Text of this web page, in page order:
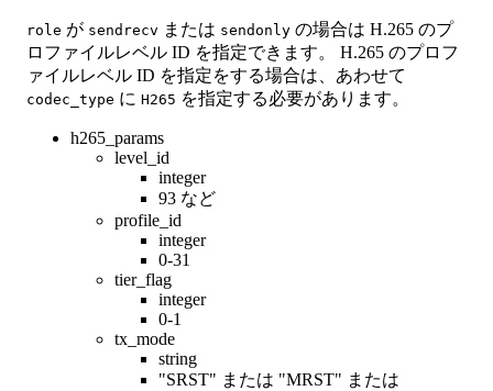
role が sendrecv または sendonly の場合は H.265 のプ
ロファイルレベル ID を指定できます。 H.265 のプロフ
ァイルレベル ID を指定をする場合は、あわせて
codec_type に H265 を指定する必要があります。
h265_params
level_id
integer
93 など
profile_id
integer
0-31
tier_flag
integer
0-1
tx_mode
string
"SRST" または "MRST" または